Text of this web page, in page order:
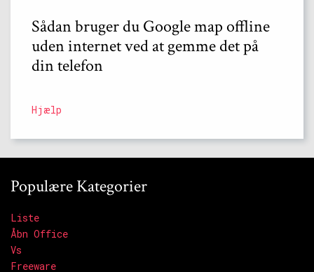
Sådan bruger du Google map offline
uden internet ved at gemme det på
din telefon
Hjælp
Populære Kategorier
Liste
Åbn Office
Vs
Freeware